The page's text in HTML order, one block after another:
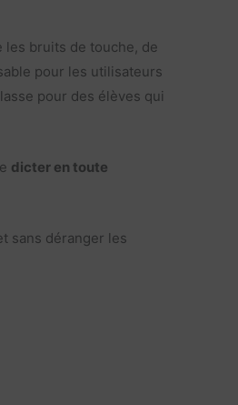
les bruits de touche, de
pour les utilisateurs
pour des élèves qui
dicter en toute
sans déranger les